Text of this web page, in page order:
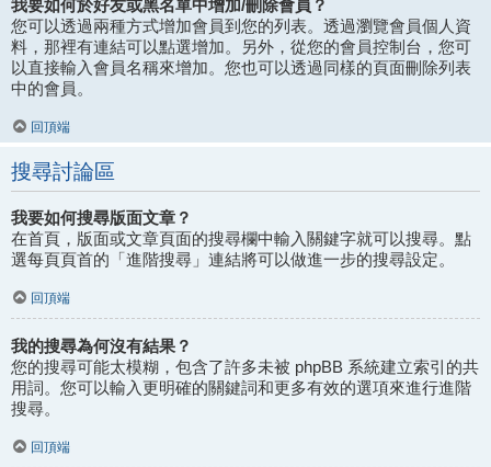
我要如何於好友或黑名單中增加/刪除會員？
您可以透過兩種方式增加會員到您的列表。透過瀏覽會員個人資
料，那裡有連結可以點選增加。另外，從您的會員控制台，您可
以直接輸入會員名稱來增加。您也可以透過同樣的頁面刪除列表
中的會員。
回頂端
搜尋討論區
我要如何搜尋版面文章？
在首頁，版面或文章頁面的搜尋欄中輸入關鍵字就可以搜尋。點
選每頁頁首的「進階搜尋」連結將可以做進一步的搜尋設定。
回頂端
我的搜尋為何沒有結果？
您的搜尋可能太模糊，包含了許多未被 phpBB 系統建立索引的共
用詞。您可以輸入更明確的關鍵詞和更多有效的選項來進行進階
搜尋。
回頂端